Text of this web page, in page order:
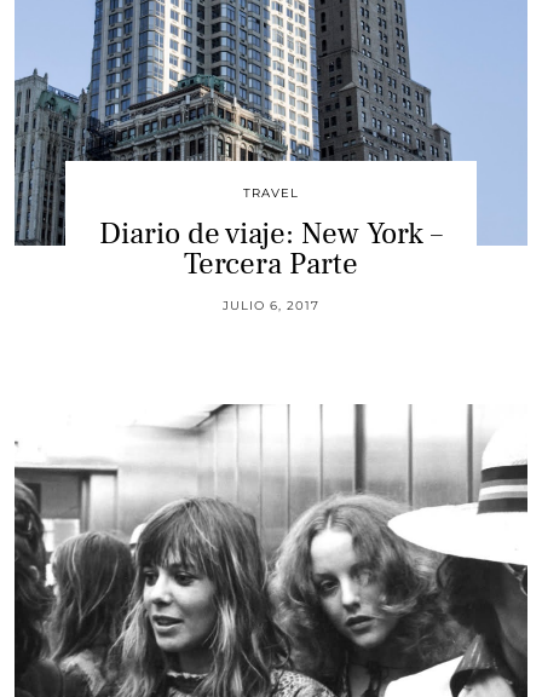
TRAVEL
Diario de viaje: New York –
Tercera Parte
JULIO 6, 2017